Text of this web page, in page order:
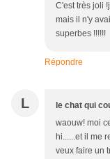
C'est très joli
mais il n'y
superbes !!!!!!
Répondre
L le chat qui
waouw! moi
hi......et il me
veux faire un